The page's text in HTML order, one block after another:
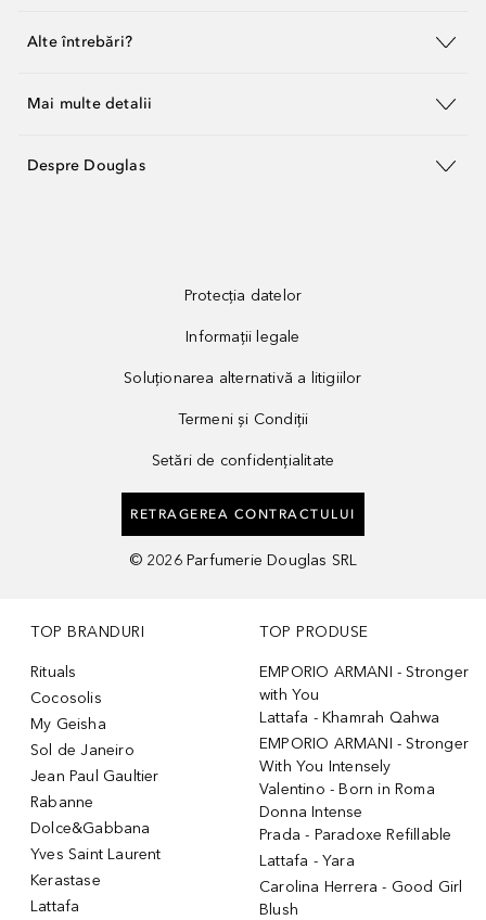
Alte întrebări?
Mai multe detalii
Despre Douglas
Protecția datelor
Informații legale
Soluționarea alternativă a litigiilor
Termeni și Condiții
Setări de confidențialitate
RETRAGEREA CONTRACTULUI
© 2026 Parfumerie Douglas SRL
TOP BRANDURI
Rituals
Cocosolis
My Geisha
Sol de Janeiro
Jean Paul Gaultier
Rabanne
Dolce&Gabbana
Yves Saint Laurent
Kerastase
Lattafa
TOP PRODUSE
EMPORIO ARMANI - Stronger
with You
Lattafa - Khamrah Qahwa
EMPORIO ARMANI - Stronger
With You Intensely
Valentino - Born in Roma
Donna Intense
Prada - Paradoxe Refillable
Lattafa - Yara
Carolina Herrera - Good Girl
Blush